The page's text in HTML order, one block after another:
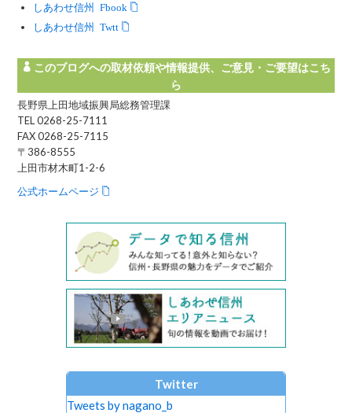
しあわせ信州 Facebook
しあわせ信州 Twitter
このブログへの取材依頼や情報提供、ご意見・ご要望はこち
ら
長野県上田地域振興局総務管理課
TEL 0268-25-7111
FAX 0268-25-7115
〒386-8555
上田市材木町1-2-6
公式ホームページ
Twitter
Tweets by nagano_b